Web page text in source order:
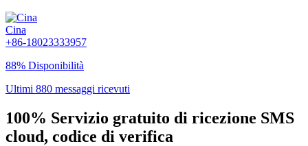
Cina
+86-18023333957
88% Disponibilità
Ultimi 880 messaggi ricevuti
100% Servizio gratuito di ricezione SMS
cloud, codice di verifica